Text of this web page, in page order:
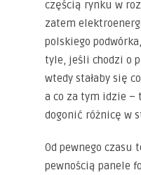
częścią rynku w
zatem
polskiego
tyle, jeśli chodzi o
wtedy stałaby się
a co za tym idzie –
dogonić różnicę w
Od pewnego czasu
pewnością panele